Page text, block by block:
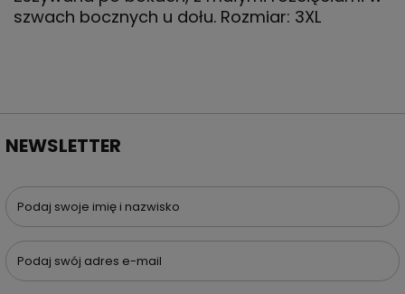
szwach bocznych u dołu. Rozmiar: 3XL
NEWSLETTER
Podaj swoje imię i nazwisko
Podaj swój adres e-mail